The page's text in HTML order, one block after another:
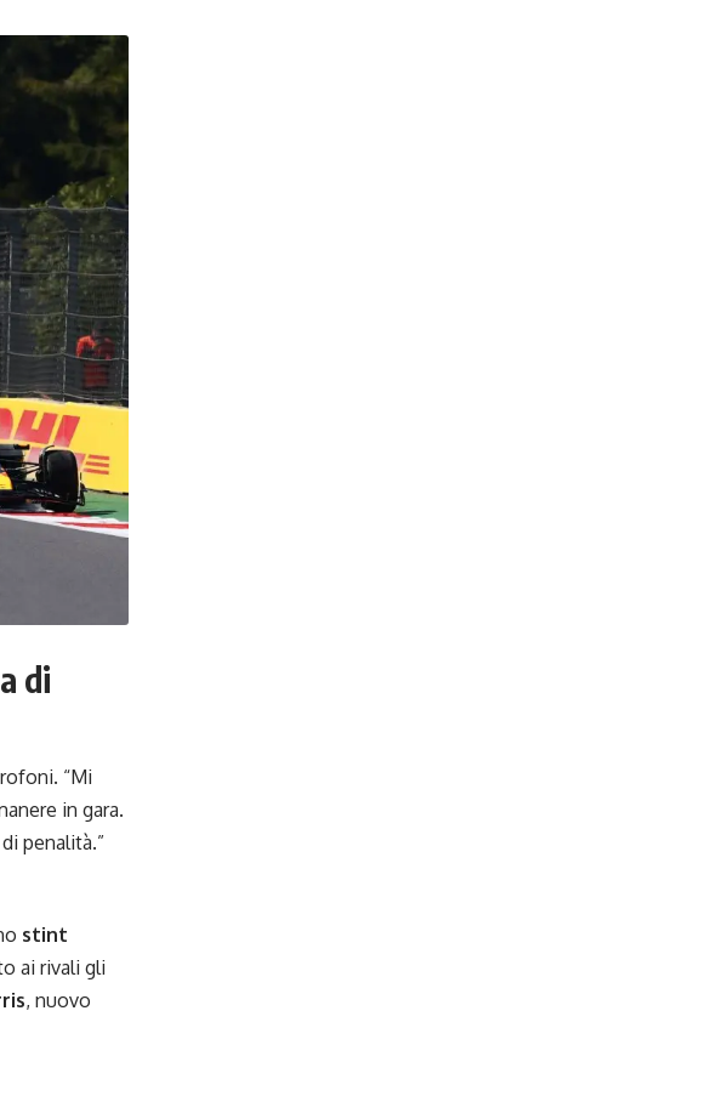
di
“Mi
in gara.
penalità.”
stint
ai rivali gli
, nuovo